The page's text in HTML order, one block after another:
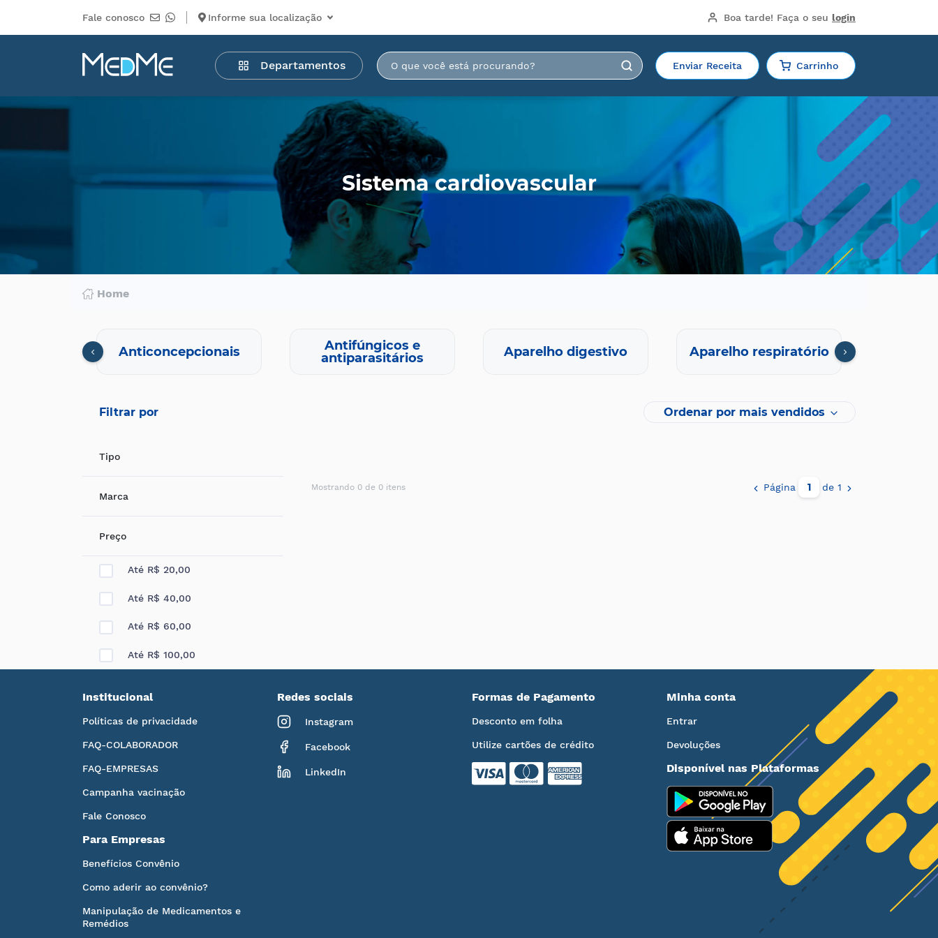
Fale conosco Informe sua localização Boa tarde! Faça o seu login
Departamentos Enviar Receita Carrinho
Departamentos
Medicamentos
Higiene
pessoal
Mercearia
Serviços
Sistema cardiovascular
Home
Anticoncepcionais
Antifúngicos e
antiparasitários
Aparelho digestivo Aparelho respiratório
Filtrar por Ordenar por mais vendidos
Tipo
Marca
Preço
Até R$ 20,00
Até R$ 40,00
Até R$ 60,00
Até R$ 100,00
Mostrando 0 de 0 itens Página de 1
Institucional
Políticas de privacidade
FAQ-COLABORADOR
FAQ-EMPRESAS
Campanha vacinação
Fale Conosco
Para Empresas
Benefícios Convênio
Como aderir ao convênio?
Manipulação de Medicamentos e
Remédios
Redes sociais
Instagram
Facebook
LinkedIn
Formas de Pagamento
Desconto em folha
Utilize cartões de crédito
Minha conta
Entrar
Devoluções
Disponível nas Plataformas